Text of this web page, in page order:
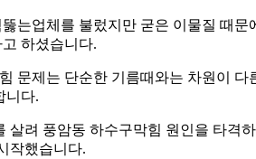
는업체를 불렀지만 굳은 이물질 때문
하셨습니다.
문제는 단순한 기름때와는 차원이 다
니다.
살려 풍암동 하수구막힘 원인을 타격
작했습니다.